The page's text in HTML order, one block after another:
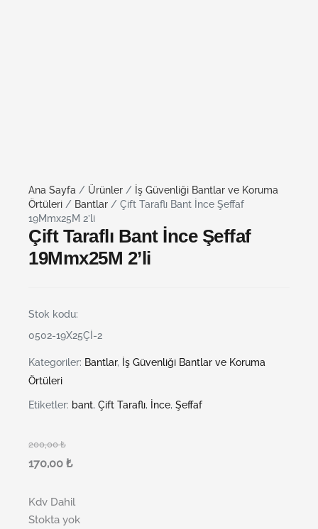
Ana Sayfa / Ürünler / İş Güvenliği Bantlar ve Koruma
Örtüleri / Bantlar / Çift Taraflı Bant İnce Şeffaf
19Mmx25M 2’li
Çift Taraflı Bant İnce Şeffaf
19Mmx25M 2’li
Stok kodu:
0502-19X25Çİ-2
Kategoriler: Bantlar, İş Güvenliği Bantlar ve Koruma
Örtüleri
Etiketler: bant, Çift Taraflı, İnce, Şeffaf
200,00₺
170,00 ₺
Kdv Dahil
Stokta yok